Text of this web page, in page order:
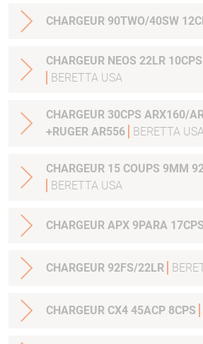
CHARGEUR 90TWO/40SW
CHARGEUR
BERETTA USA
CHARGEUR 30CPS ARX160/
+RUGER AR556
BERETTA
CHARGEUR 15 COUPS 9MM
BERETTA USA
CHARGEUR APX 9PARA 17CPS
CHARGEUR 92FS/22LR
CHARGEUR CX4 45ACP 8CPS